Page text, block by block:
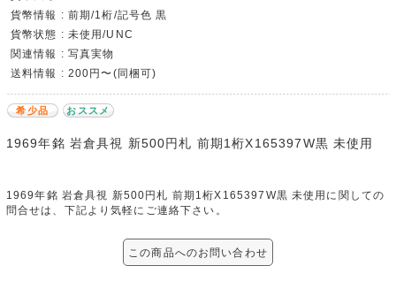
貨幣情報 : 前期/1桁/記号色 黒
貨幣状態 : 未使用/UNC
関連情報 : 写真実物
送料情報 : 200円〜(同梱可)
希少品 おススメ
1969年銘 岩倉具視 新500円札 前期1桁X165397W黒 未使用
1969年銘 岩倉具視 新500円札 前期1桁X165397W黒 未使用に関しての
問合せは、下記より気軽にご連絡下さい。
この商品へのお問い合わせ